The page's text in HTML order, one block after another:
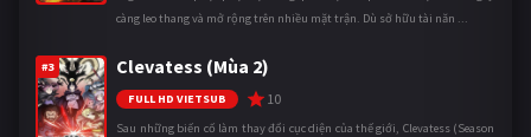
càng leo thang và mở rộng trên nhiều mặt trận. Dù sở hữu tài năn ...
#3 Clevatess (Mùa 2)
FULL HD VIETSUB 10
Sau những biến cố làm thay đổi cục diện của thế giới, Clevatess (Season